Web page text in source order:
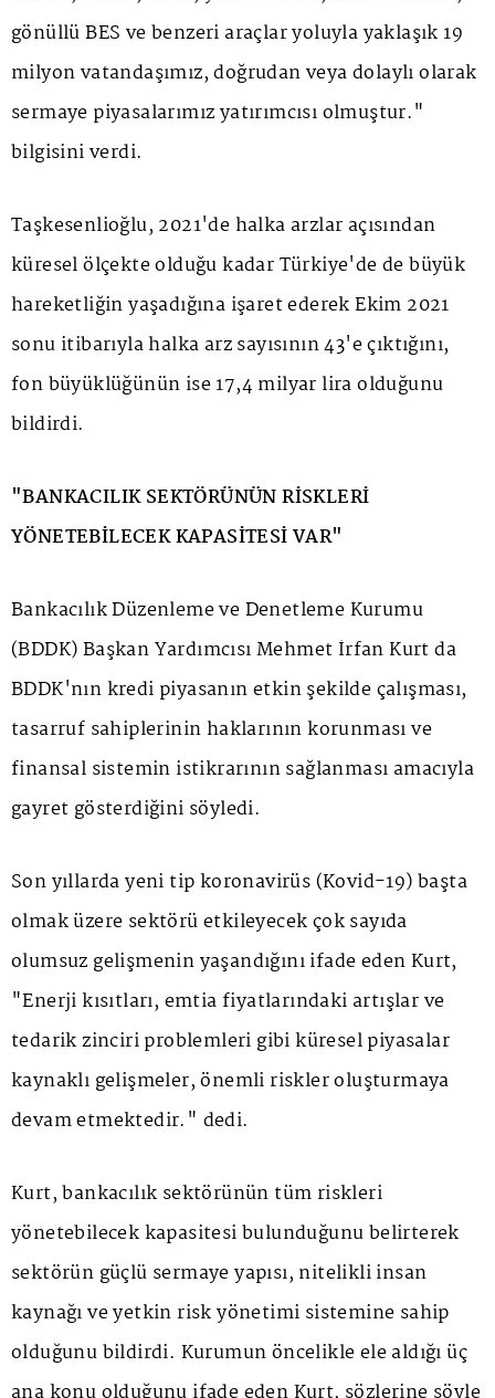
gönüllü BES ve benzeri araçlar yoluyla yaklaşık 19
milyon vatandaşımız, doğrudan veya dolaylı olarak
sermaye piyasalarımız yatırımcısı olmuştur."
bilgisini verdi.
Taşkesenlioğlu, 2021'de halka arzlar açısından
küresel ölçekte olduğu kadar Türkiye'de de büyük
hareketliğin yaşadığına işaret ederek Ekim 2021
sonu itibarıyla halka arz sayısının 43'e çıktığını,
fon büyüklüğünün ise 17,4 milyar lira olduğunu
bildirdi.
"BANKACILIK SEKTÖRÜNÜN RİSKLERİ
YÖNETEBİLECEK KAPASİTESİ VAR"
Bankacılık Düzenleme ve Denetleme Kurumu
(BDDK) Başkan Yardımcısı Mehmet İrfan Kurt da
BDDK'nın kredi piyasanın etkin şekilde çalışması,
tasarruf sahiplerinin haklarının korunması ve
finansal sistemin istikrarının sağlanması amacıyla
gayret gösterdiğini söyledi.
Son yıllarda yeni tip koronavirüs (Kovid-19) başta
olmak üzere sektörü etkileyecek çok sayıda
olumsuz gelişmenin yaşandığını ifade eden Kurt,
"Enerji kısıtları, emtia fiyatlarındaki artışlar ve
tedarik zinciri problemleri gibi küresel piyasalar
kaynaklı gelişmeler, önemli riskler oluşturmaya
devam etmektedir." dedi.
Kurt, bankacılık sektörünün tüm riskleri
yönetebilecek kapasitesi bulunduğunu belirterek
sektörün güçlü sermaye yapısı, nitelikli insan
kaynağı ve yetkin risk yönetimi sistemine sahip
olduğunu bildirdi. Kurumun öncelikle ele aldığı üç